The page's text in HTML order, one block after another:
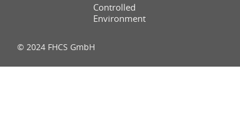
Controlled
Environment
© 2024 FHCS GmbH